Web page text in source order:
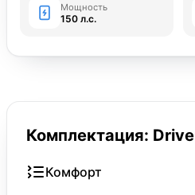
Мощность
150 л.с.
Комплектация: Drive
Комфорт